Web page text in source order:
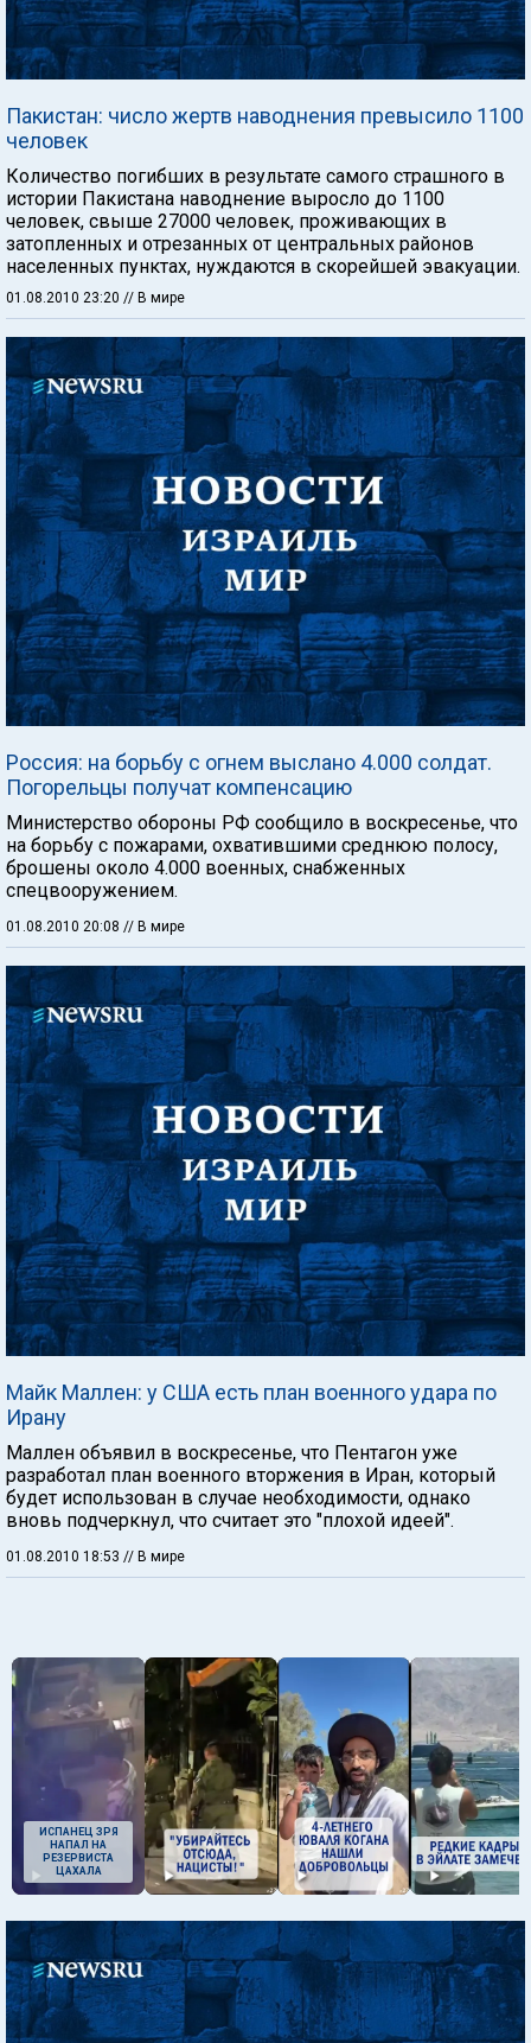
Пакистан: число жертв наводнения превысило 1100
человек
Количество погибших в результате самого страшного в
истории Пакистана наводнение выросло до 1100
человек, свыше 27000 человек, проживающих в
затопленных и отрезанных от центральных районов
населенных пунктах, нуждаются в скорейшей эвакуации.
01.08.2010 23:20 // В мире
Россия: на борьбу с огнем выслано 4.000 солдат.
Погорельцы получат компенсацию
Министерство обороны РФ сообщило в воскресенье, что
на борьбу с пожарами, охватившими среднюю полосу,
брошены около 4.000 военных, снабженных
спецвооружением.
01.08.2010 20:08 // В мире
Майк Маллен: у США есть план военного удара по
Ирану
Маллен объявил в воскресенье, что Пентагон уже
разработал план военного вторжения в Иран, который
будет использован в случае необходимости, однако
вновь подчеркнул, что считает это "плохой идеей".
01.08.2010 18:53 // В мире
ИСПАНЕЦ ЗРЯ
НАПАЛ НА
РЕЗЕРВИСТА
ЦАХАЛА